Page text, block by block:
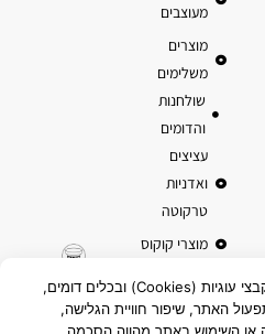
מעוצבים
מוצרים
משלימים
שולחנות
והדומים
עציצים
ואדניות
טרקוטה
מוצרי קוקוס
לידיעתך: באתר זה נעשה שימוש בקבצי עוגיות (Cookies) ובכלים דומים,
האתר, שיפור חוויית הגלישה,